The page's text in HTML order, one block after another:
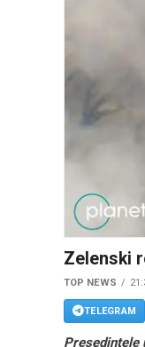
Zelenski
TOP NEWS
TELEGRAM
Președintele